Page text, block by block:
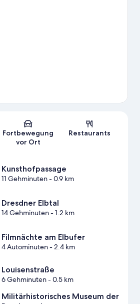
Karte
Fortbewegung
vor Ort
Restaurants
Kunsthofpassage
11 Gehminuten- 0.9 km
Dresdner Elbtal
14 Gehminuten- 1.2 km
Filmnächte am Elbufer
4 Autominuten- 2.4 km
Louisenstraße
6 Gehminuten- 0.5 km
Militärhistorisches Museum der